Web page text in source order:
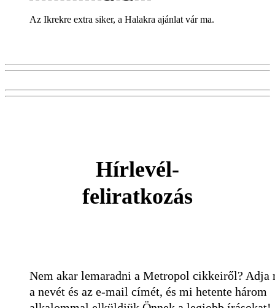
Az Ikrekre extra siker, a Halakra ajánlat vár ma.
Hírlevél-
feliratkozás
Nem akar lemaradni a Metropol cikkeiről? Adja
a nevét és az e-mail címét, és mi hetente három